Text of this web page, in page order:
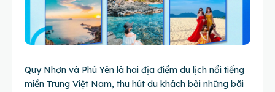
Quy Nhơn và Phú Yên là hai địa điểm du lịch nổi tiếng
miền Trung Việt Nam, thu hút du khách bởi những bãi